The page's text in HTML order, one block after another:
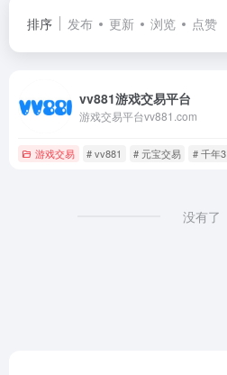
排序 发布 更新 浏览 点赞
vv881游戏交易平台
游戏交易平台vv881.com
游戏交易 # vv881 # 元宝交易 # 千年3
没有了